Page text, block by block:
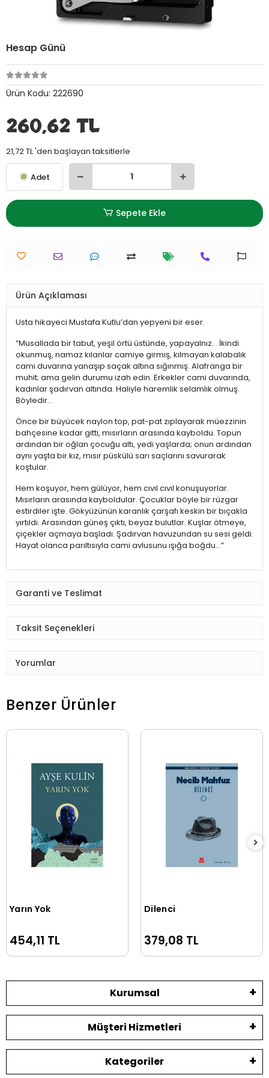
Hesap Günü
Ürün Kodu: 222690
260,62 TL
21,72 TL 'den başlayan taksitlerle
Adet
Sepete Ekle
Ürün Açıklaması
Usta hikayeci Mustafa Kutlu’dan yepyeni bir eser.
“Musallada bir tabut, yeşil örtü üstünde, yapayalnız… İkindi
okunmuş, namaz kılanlar camiye girmiş, kılmayan kalabalık
cami duvarına yanaşıp saçak altına sığınmış. Alafranga bir
muhit; ama gelin durumu izah edin. Erkekler cami duvarında,
kadınlar şadırvan altında. Haliyle haremlik selamlık olmuş.
Böyledir…
Önce bir büyücek naylon top, pat-pat zıplayarak müezzinin
bahçesine kadar gitti, mısırların arasında kayboldu. Topun
ardından bir oğlan çocuğu altı, yedi yaşlarda; onun ardından
aynı yaşta bir kız, mısır püskülü sarı saçlarını savurarak
koştular.
Hem koşuyor, hem gülüyor, hem cıvıl cıvıl konuşuyorlar.
Mısırların arasında kayboldular. Çocuklar böyle bir rüzgar
estirdiler işte. Gökyüzünün karanlık çarşafı keskin bir bıçakla
yırtıldı. Arasından güneş çıktı, beyaz bulutlar. Kuşlar ötmeye,
çiçekler açmaya başladı. Şadırvan havuzundan su sesi geldi.
Hayat olanca parıltısıyla cami avlusunu ışığa boğdu…”
Garanti ve Teslimat
Taksit Seçenekleri
Yorumlar
Benzer Ürünler
Yarın Yok
454,11 TL
Dilenci
379,08 TL
Kurumsal
Müşteri Hizmetleri
Kategoriler